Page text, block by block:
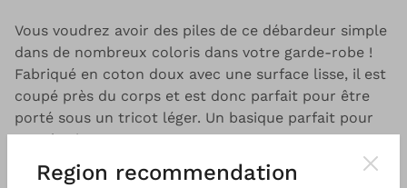
Vous voudrez avoir des piles de ce débardeur simple
dans de nombreux coloris dans votre garde-robe !
Fabriqué en coton doux avec une surface lisse, il est
coupé près du corps et est donc parfait pour être
porté sous un tricot léger. Un basique parfait pour
tous les jours.
Region recommendation